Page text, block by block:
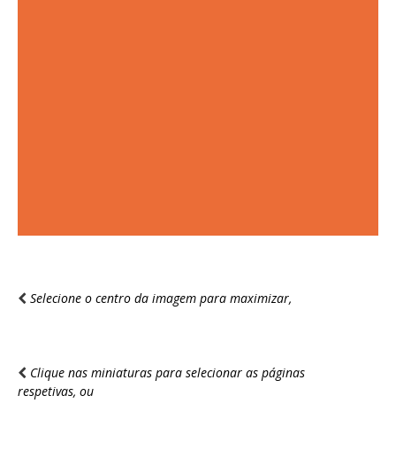
Selecione o centro da imagem para maximizar,
Clique nas miniaturas para selecionar as páginas
respetivas, ou